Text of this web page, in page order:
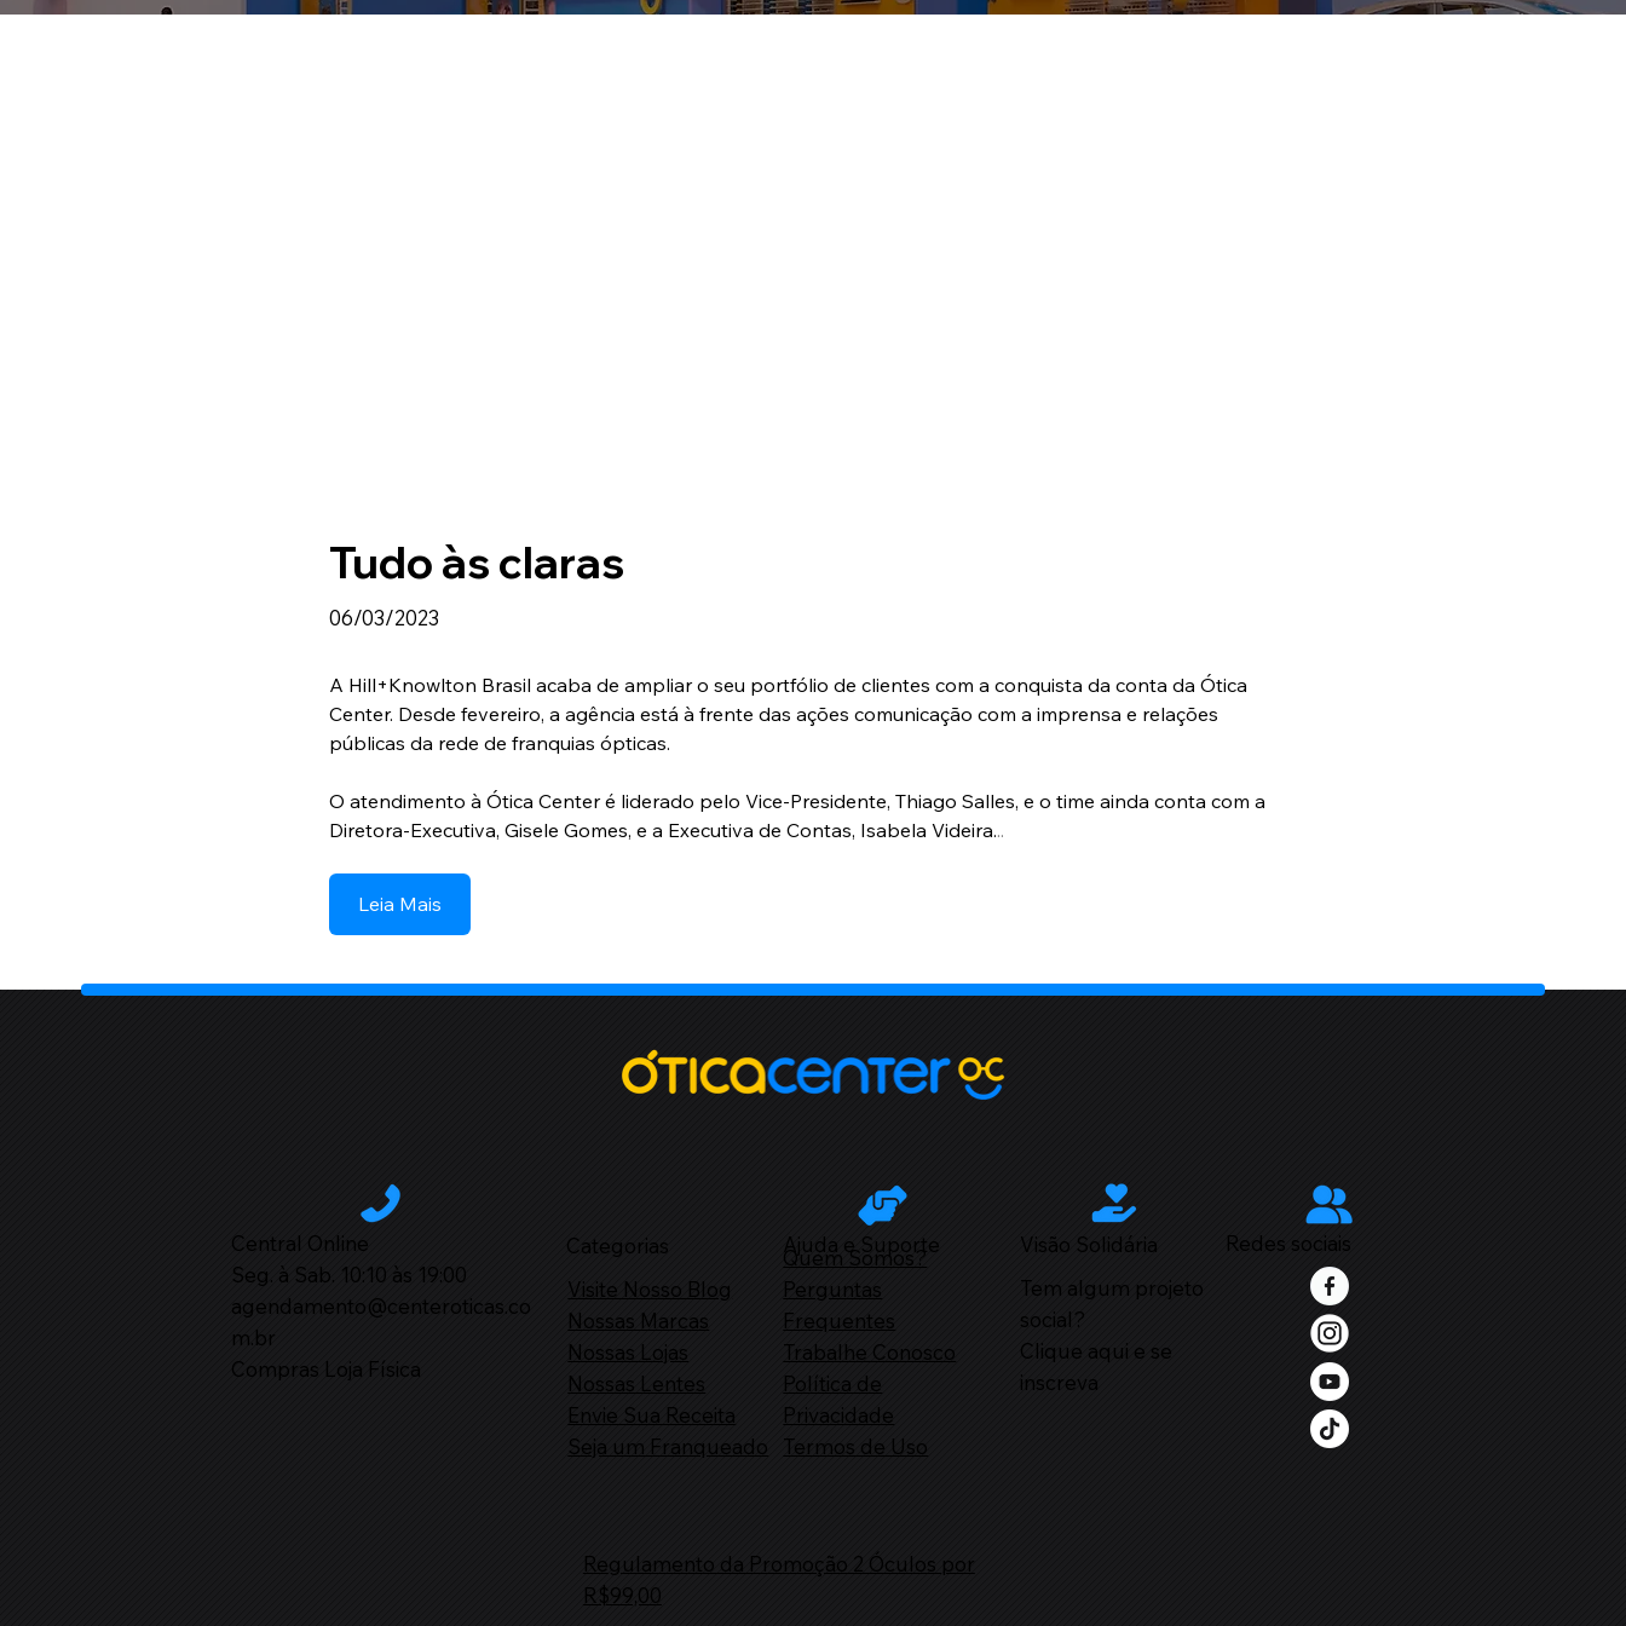
Tudo às claras
06/03/2023
A Hill+Knowlton Brasil acaba de ampliar o seu portfólio de clientes com a conquista da conta da Ótica
Center. Desde fevereiro, a agência está à frente das ações comunicação com a imprensa e relações
públicas da rede de franquias ópticas.
O atendimento à Ótica Center é liderado pelo Vice-Presidente, Thiago Salles, e o time ainda conta com a
Diretora-Executiva, Gisele Gomes, e a Executiva de Contas, Isabela Videira...
Leia Mais
Regulamento da Promoção 2 Óculos por
R$99,00
Redes sociais
Tem algum projeto
social?
Clique aqui e se
inscreva
Visão Solidária
Quem Somos?
Perguntas
Frequentes
Trabalhe Conosco
Política de
Privacidade
Termos de Uso
Ajuda e Suporte
Visite Nosso Blog
Nossas Marcas
Nossas Lojas
Nossas Lentes
Envie Sua Receita
Seja um Franqueado
Categorias
Seg. à Sab. 10:10 às 19:00
agendamento@centeroticas.co
m.br
Compras Loja Física
Central Online